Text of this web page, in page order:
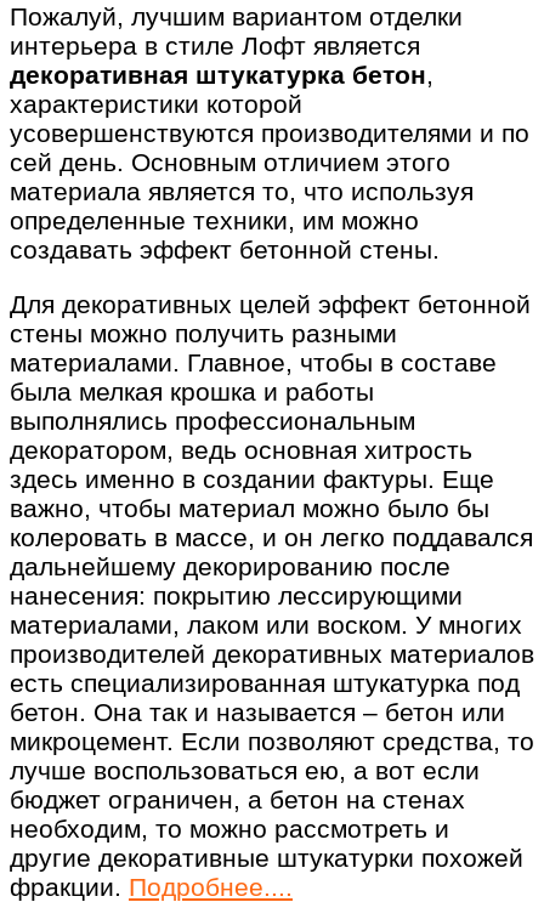
Пожалуй, лучшим вариантом отделки
интерьера в стиле Лофт является
декоративная штукатурка бетон,
характеристики которой
усовершенствуются производителями и по
сей день. Основным отличием этого
материала является то, что используя
определенные техники, им можно
создавать эффект бетонной стены.
Для декоративных целей эффект бетонной
стены можно получить разными
материалами. Главное, чтобы в составе
была мелкая крошка и работы
выполнялись профессиональным
декоратором, ведь основная хитрость
здесь именно в создании фактуры. Еще
важно, чтобы материал можно было бы
колеровать в массе, и он легко поддавался
дальнейшему декорированию после
нанесения: покрытию лессирующими
материалами, лаком или воском. У многих
производителей декоративных материалов
есть специализированная штукатурка под
бетон. Она так и называется – бетон или
микроцемент. Если позволяют средства, то
лучше воспользоваться ею, а вот если
бюджет ограничен, а бетон на стенах
необходим, то можно рассмотреть и
другие декоративные штукатурки похожей
фракции. Подробнее....